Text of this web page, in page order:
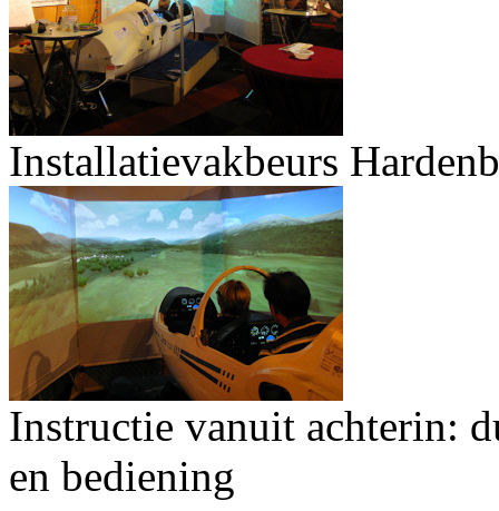
Installatievakbeurs
Instructie vanuit achterin:
en bediening